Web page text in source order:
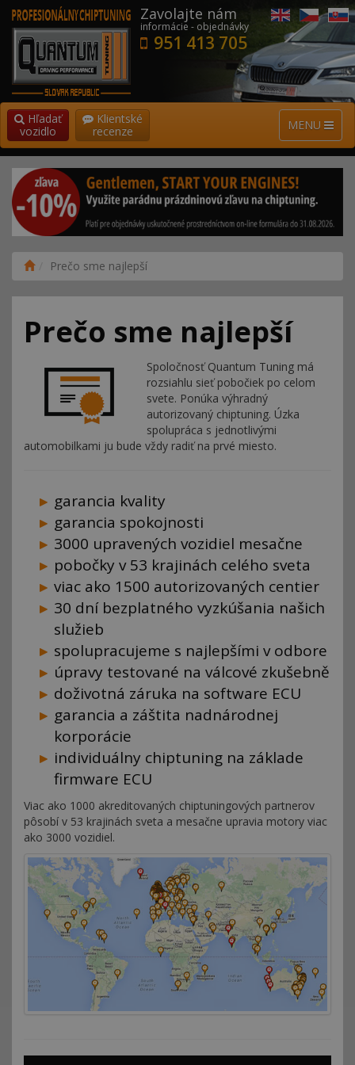
Zavolajte nám
informácie - objednávky
951 413 705
MENU
Hľadať
vozidlo
Klientské
recenze
Prečo sme najlepší
Prečo sme najlepší
Spoločnosť Quantum Tuning má
rozsiahlu sieť pobočiek po celom
svete. Ponúka výhradný
autorizovaný chiptuning. Úzka
spolupráca s jednotlivými
automobilkami ju bude vždy radiť na prvé miesto.
garancia kvality
garancia spokojnosti
3000 upravených vozidiel mesačne
pobočky v 53 krajinách celého sveta
viac ako 1500 autorizovaných centier
30 dní bezplatného vyzkúšania našich
služieb
spolupracujeme s najlepšími v odbore
úpravy testované na válcové zkušebně
doživotná záruka na software ECU
garancia a záštita nadnárodnej
korporácie
individuálny chiptuning na základe
firmware ECU
Viac ako 1000 akreditovaných chiptuningových partnerov
pôsobí v 53 krajinách sveta a mesačne upravia motory viac
ako 3000 vozidiel.